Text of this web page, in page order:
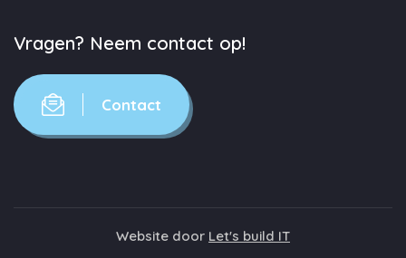
Vragen? Neem contact op!
Contact
Website door Let's build IT